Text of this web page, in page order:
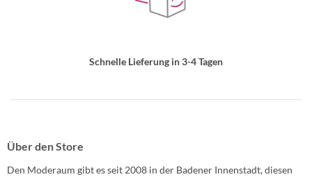
Schnelle Lieferung in 3-4 Tagen
Über den Store
Den Moderaum gibt es seit 2008 in der Badener Innenstadt, diesen